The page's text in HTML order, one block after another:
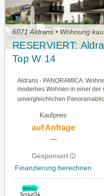
6071 Aldrans • Wohnung
RESERVIERT:
Top W 14
Aldrans - PANORAMICA:
modernes Wohnen in einer der
unvergleichlichen
Kaufpreis
auf Anfrage
—
Gesponsert
Finanzierung berechnen